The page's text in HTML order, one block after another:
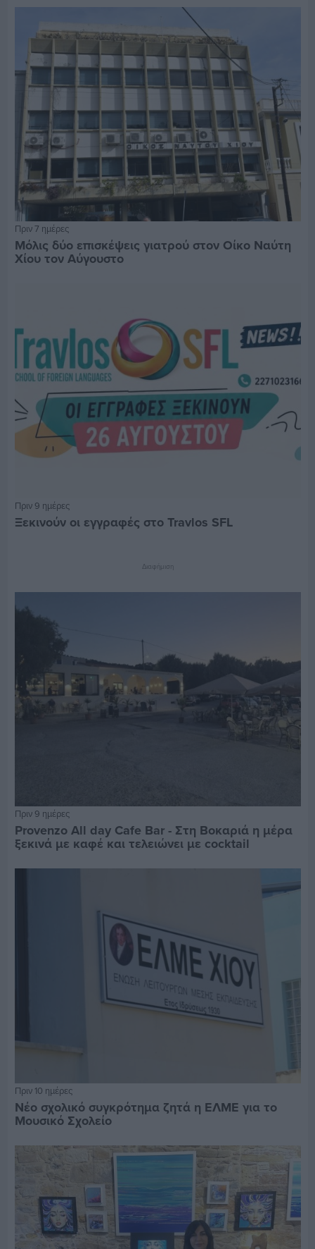
Πριν 7 ημέρες
Μόλις δύο επισκέψεις γιατρού στον Οίκο Ναύτη
Χίου τον Αύγουστο
Πριν 9 ημέρες
Ξεκινούν οι εγγραφές στο Travlos SFL
Διαφήμιση
Πριν 9 ημέρες
Provenzo All day Cafe Bar - Στη Βοκαριά η μέρα
ξεκινά με καφέ και τελειώνει με cocktail
Πριν 10 ημέρες
Νέο σχολικό συγκρότημα ζητά η ΕΛΜΕ για το
Μουσικό Σχολείο